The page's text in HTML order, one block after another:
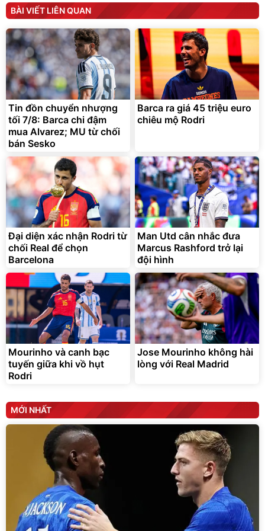
Máy ép chậm trái cây
Elmich JEE 1855OL
3.000.000đ
2.143.650 đ
Flash Sale
Máy rửa xe cầm tay xịt rửa
cao áp có tạo bọt tuyết
399.000 đ
Đã bán nhiều
Bạt phủ xe ô tô cao cấp,
tráng nhôm 03 lớp
392.000 đ
325.000đ
Đã bán nhiều
Xe đạp điện trợ lực G-
Force C14 gấp gọn bỏ cốp
tiện lợi
9.900.000đ
7.092.000đ
Đang xem nhiều
G-FORCE VIETNA
BÀI VIẾT LIÊN QUAN
Tin đồn chuyển nhượng
tối 7/8: Barca chi đậm
mua Alvarez; MU từ chối
bán Sesko
Barca ra giá 45 triệu euro
chiêu mộ Rodri
Đại diện xác nhận Rodri từ
chối Real để chọn
Barcelona
Man Utd cân nhắc đưa
Marcus Rashford trở lại
đội hình
Mourinho và canh bạc
tuyến giữa khi vồ hụt
Rodri
Jose Mourinho không hài
lòng với Real Madrid
MỚI NHẤT